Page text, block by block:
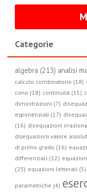
Categorie
algebra (213) analisi
calcolo combinatorio (18)
cono (18) continuità (15)
dimostrazioni (7)
esponenziali (17)
(16) disequazioni
disequazioni valore
di primo grado (16)
differenziali (12)
(25) equazioni letterali (5)
parametriche (4)